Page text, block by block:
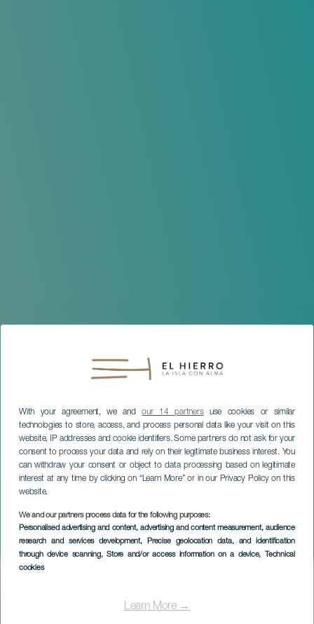
With your agreement, we andour 14 partnersuse cookies or similar
technologies to store, access, and process personal data like your visit on this
website, IP addresses and cookie identifiers. Some partners do not ask for your
consent to process your data and rely on their legitimate business interest. You
can withdraw your consent or object to data processing based on legitimate
interest at any time by clicking on “Learn More” or in our Privacy Policy on this
website.
We and our partners process data for the following purposes:
Personalised advertising and content, advertising and content measurement, audience
research and services development, Precise geolocation data, and identification
through device scanning, Store and/or access information on a device, Technical
cookies
Learn More →
Taller de cocina para niños
y adolescentes